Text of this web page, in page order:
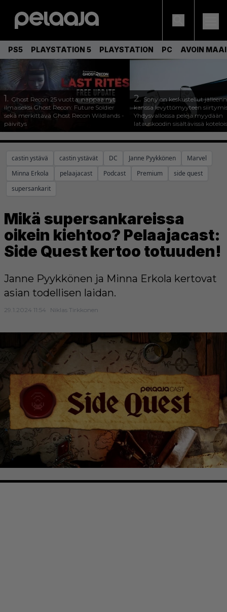
PS5 PLAYSTATION 5 PLAYSTATION PC AVOIN
1. Ghost Recon 25 vuotta: nappaa nyt
ilmaiseksi Ghost Recon: Future Soldier
sekä merkittävä Ghost Recon Wildlands -
päivitys
2.Sony on keskustellut
kanssa levyttömyyteen
Yhdysvalloissa pelejä myydään
latauskoodin sisältävissä
castin ystävä castin ystävät DC Janne Pyykkönen
Marvel
Minna Erkola
pelaajacast Podcast Premium
side quest
supersankarit
Mikä supersankareissa
oikein kiehtoo? Pelaajacast:
Side Quest kertoo totuuden!
Janne Pyykkönen ja Minna Erkola kertovat
asian todellisen laidan.
29.1.2024 11:54 Niklas Tirkkonen